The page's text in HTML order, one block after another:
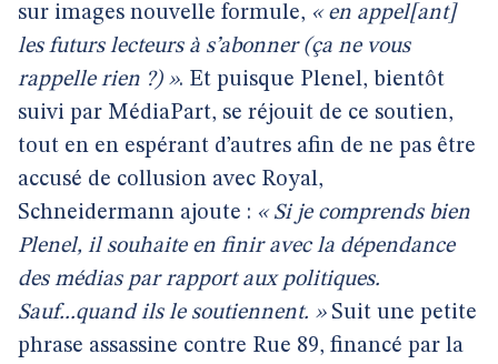
sur images nouvelle formule, « en appel[ant]
les futurs lecteurs à s’abonner (ça ne vous
rappelle rien ?) ». Et puisque Plenel, bientôt
suivi par MédiaPart, se réjouit de ce soutien,
tout en en espérant d’autres afin de ne pas être
accusé de collusion avec Royal,
Schneidermann ajoute : « Si je comprends bien
Plenel, il souhaite en finir avec la dépendance
des médias par rapport aux politiques.
Sauf...quand ils le soutiennent. » Suit une petite
phrase assassine contre Rue 89, financé par la